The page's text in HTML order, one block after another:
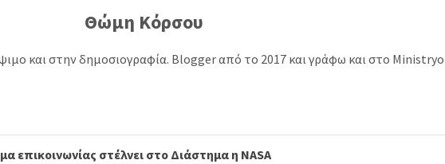
Θώμη Κόρσου
και στην δημοσιογραφία. Blogger από το 2017 και γράφω και στο
επικοινωνίας στέλνει στο Διάστημα η NASA